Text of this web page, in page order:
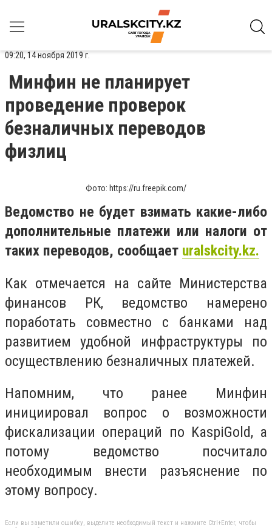
09:20, 14 ноября 2019 г.
Минфин не планирует
проведение проверок
безналичных переводов
физлиц
Фото: https://ru.freepik.com/
Ведомство не будет взимать какие-либо
дополнительные платежи или налоги от
таких переводов, сообщает uralskcity.kz.
Как отмечается на сайте Министерства
финансов РК, ведомство намерено
поработать совместно с банками над
развитием удобной инфраструктуры по
осуществлению безналичных платежей.
Напомним, что ранее Минфин
инициировал вопрос о возможности
фискализации операций по KaspiGold, а
потому ведомство посчитало
необходимым внести разъяснение по
этому вопросу.
Если вы заметили ошибку, выделите необходимый текст и нажмите Ctrl+Enter, чтобы